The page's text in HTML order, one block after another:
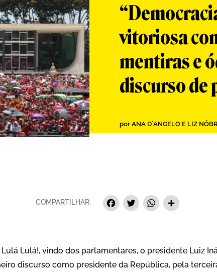
vitoriosa
mentiras e
discurso de
por ANA D´ANGELO E LIZ
COMPARTILHAR: Facebook
Twitter
Lulá!, vindo dos parlamentares, o presidente Luiz
discurso como presidente da República, pela